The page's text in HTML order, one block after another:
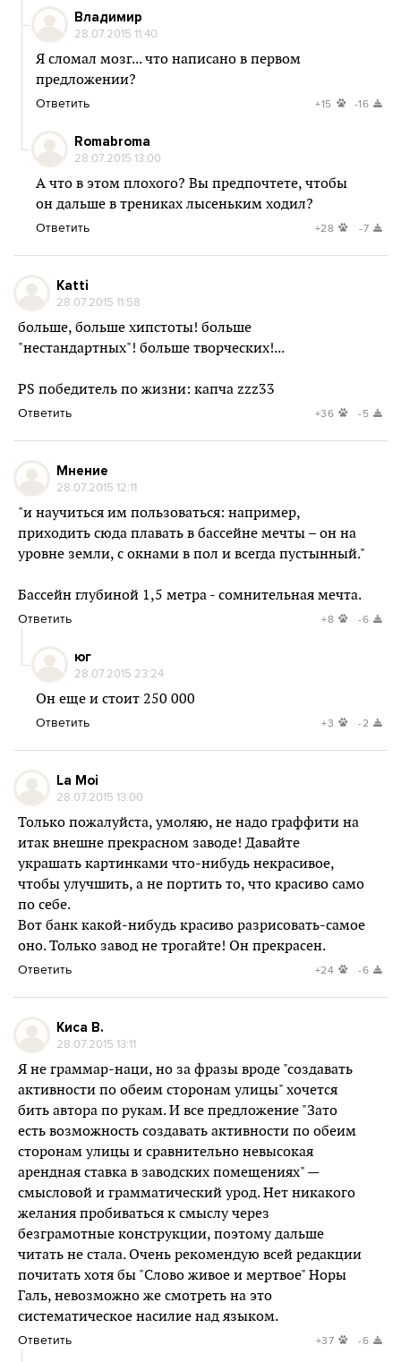
Владимир
28.07.2015 11:40
Я сломал мозг... что написано в первом
предложении?
Ответить +15 -16
Romabroma
28.07.2015 13:00
А что в этом плохого? Вы предпочтете, чтобы
он дальше в трениках лысеньким ходил?
Ответить +28 -7
Katti
28.07.2015 11:58
больше, больше хипстоты! больше
"нестандартных"! больше творческих!...
PS победитель по жизни: капча zzz33
Ответить +36 -5
Мнение
28.07.2015 12:11
"и научиться им пользоваться: например,
приходить сюда плавать в бассейне мечты – он на
уровне земли, с окнами в пол и всегда пустынный."
Бассейн глубиной 1,5 метра - сомнительная мечта.
Ответить +8 -6
юг
28.07.2015 23:24
Он еще и стоит 250 000
Ответить +3 -2
La Moi
28.07.2015 13:00
Только пожалуйста, умоляю, не надо граффити на
итак внешне прекрасном заводе! Давайте
украшать картинками что-нибудь некрасивое,
чтобы улучшить, а не портить то, что красиво само
по себе.
Вот банк какой-нибудь красиво разрисовать-самое
оно. Только завод не трогайте! Он прекрасен.
Ответить +24 -6
Киса В.
28.07.2015 13:11
Я не граммар-наци, но за фразы вроде "создавать
активности по обеим сторонам улицы" хочется
бить автора по рукам. И все предложение "Зато
есть возможность создавать активности по обеим
сторонам улицы и сравнительно невысокая
арендная ставка в заводских помещениях" —
смысловой и грамматический урод. Нет никакого
желания пробиваться к смыслу через
безграмотные конструкции, поэтому дальше
читать не стала. Очень рекомендую всей редакции
почитать хотя бы "Слово живое и мертвое" Норы
Галь, невозможно же смотреть на это
систематическое насилие над языком.
Ответить +37 -6